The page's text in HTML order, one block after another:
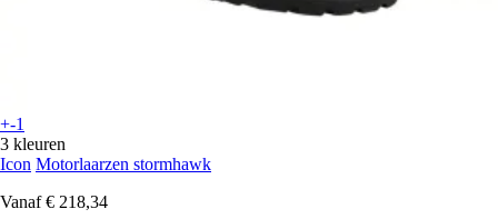
+-1
3 kleuren
Icon Motorlaarzen stormhawk
Vanaf € 218,34